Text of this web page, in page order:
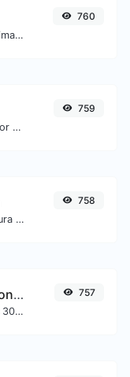
Decode Base64 input to an image.
760
Generate a SHA-224 hash for any string input.
759
Gere facilmente sua assinatura personalizada e faça o download com facilidade.
758
Verificador de redirecionamento de URL
Verifique redirecionamentos 301 e 302 de uma URL específica. Verifica até 10 redirecionamentos.
757